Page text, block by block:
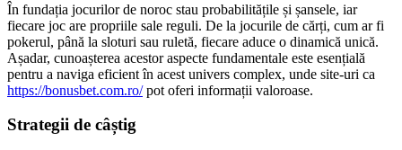
În fundația jocurilor de noroc stau probabilitățile și șansele, iar
fiecare joc are propriile sale reguli. De la jocurile de cărți, cum ar fi
pokerul, până la sloturi sau ruletă, fiecare aduce o dinamică unică.
Așadar, cunoașterea acestor aspecte fundamentale este esențială
pentru a naviga eficient în acest univers complex, unde site-uri ca
https://bonusbet.com.ro/pot oferi informații valoroase.
Strategii de câștig